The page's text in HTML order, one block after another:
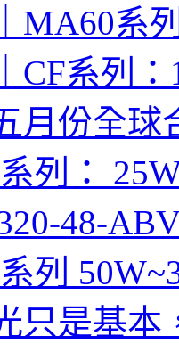
MA60系
CF系列：
月份全球
列：
48-
列
只是基本